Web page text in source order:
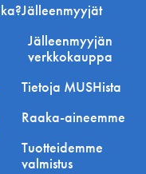
Jälleenmyyjät
Jälleenmyyjän
verkkokauppa
Tietoja MUSHista
Raaka-aineemme
Tuotteidemme
valmistus